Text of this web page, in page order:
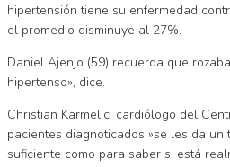
hipertensión tiene su enfermedad
el promedio disminuye al 27%.
Daniel Ajenjo (59) recuerda que
hipertenso», dice.
Christian Karmelic, cardiólogo del
pacientes diagnoticados »se les da
suficiente como para saber si está